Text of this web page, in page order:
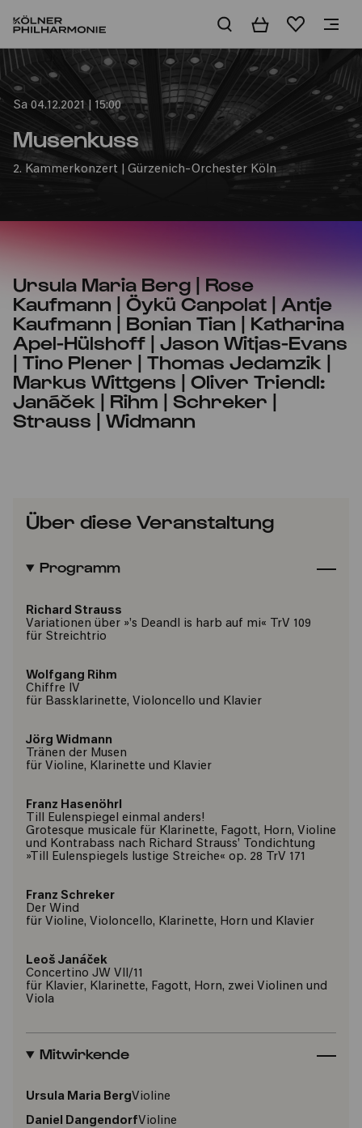
WarenkorbMerkliste
Home
Sa 04.12.2021 | 15:00
Musenkuss
2. Kammerkonzert | Gürzenich-Orchester Köln
Ursula Maria Berg | Rose
Kaufmann | Öykü Canpolat | Antje
Kaufmann | Bonian Tian | Katharina
Apel-Hülshoff | Jason Witjas-Evans
| Tino Plener | Thomas Jedamzik |
Markus Wittgens | Oliver Triendl:
Janáček | Rihm | Schreker |
Strauss | Widmann
Über diese Veranstaltung
Programm
Richard Strauss
Variationen über »’s Deandl is harb auf mi« TrV 109
für Streichtrio
Wolfgang Rihm
Chiffre IV
für Bassklarinette, Violoncello und Klavier
Jörg Widmann
Tränen der Musen
für Violine, Klarinette und Klavier
Franz Hasenöhrl
Till Eulenspiegel einmal anders!
Grotesque musicale für Klarinette, Fagott, Horn, Violine
und Kontrabass nach Richard Strauss’ Tondichtung
»Till Eulenspiegels lustige Streiche« op. 28 TrV 171
Franz Schreker
Der Wind
für Violine, Violoncello, Klarinette, Horn und Klavier
Leoš Janáček
Concertino JW VII/11
für Klavier, Klarinette, Fagott, Horn, zwei Violinen und
Viola
Mitwirkende
Ursula Maria BergVioline
Daniel DangendorfVioline